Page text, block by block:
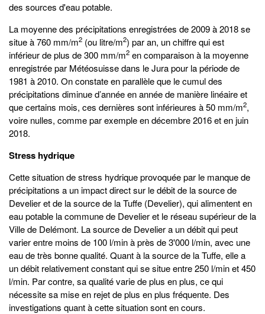
des sources d'eau potable.
La moyenne des précipitations enregistrées de 2009 à 2018 se
situe à 760 mm/m2 (ou litre/m2) par an, un chiffre qui est
inférieur de plus de 300 mm/m2 en comparaison à la moyenne
enregistrée par Météosuisse dans le Jura pour la période de
1981 à 2010. On constate en parallèle que le cumul des
précipitations diminue d’année en année de manière linéaire et
que certains mois, ces dernières sont inférieures à 50 mm/m2,
voire nulles, comme par exemple en décembre 2016 et en juin
2018.
Stress hydrique
Cette situation de stress hydrique provoquée par le manque de
précipitations a un impact direct sur le débit de la source de
Develier et de la source de la Tuffe (Develier), qui alimentent en
eau potable la commune de Develier et le réseau supérieur de la
Ville de Delémont. La source de Develier a un débit qui peut
varier entre moins de 100 l/min à près de 3'000 l/min, avec une
eau de très bonne qualité. Quant à la source de la Tuffe, elle a
un débit relativement constant qui se situe entre 250 l/min et 450
l/min. Par contre, sa qualité varie de plus en plus, ce qui
nécessite sa mise en rejet de plus en plus fréquente. Des
investigations quant à cette situation sont en cours.